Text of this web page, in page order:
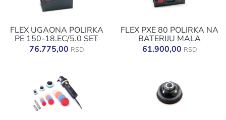
FLEX UGAONA POLIRKA
PE 150-18.EC/5.0 SET
76.775,00 RSD
FLEX PXE 80 POLIRKA NA
BATERIJU MALA
61.900,00 RSD